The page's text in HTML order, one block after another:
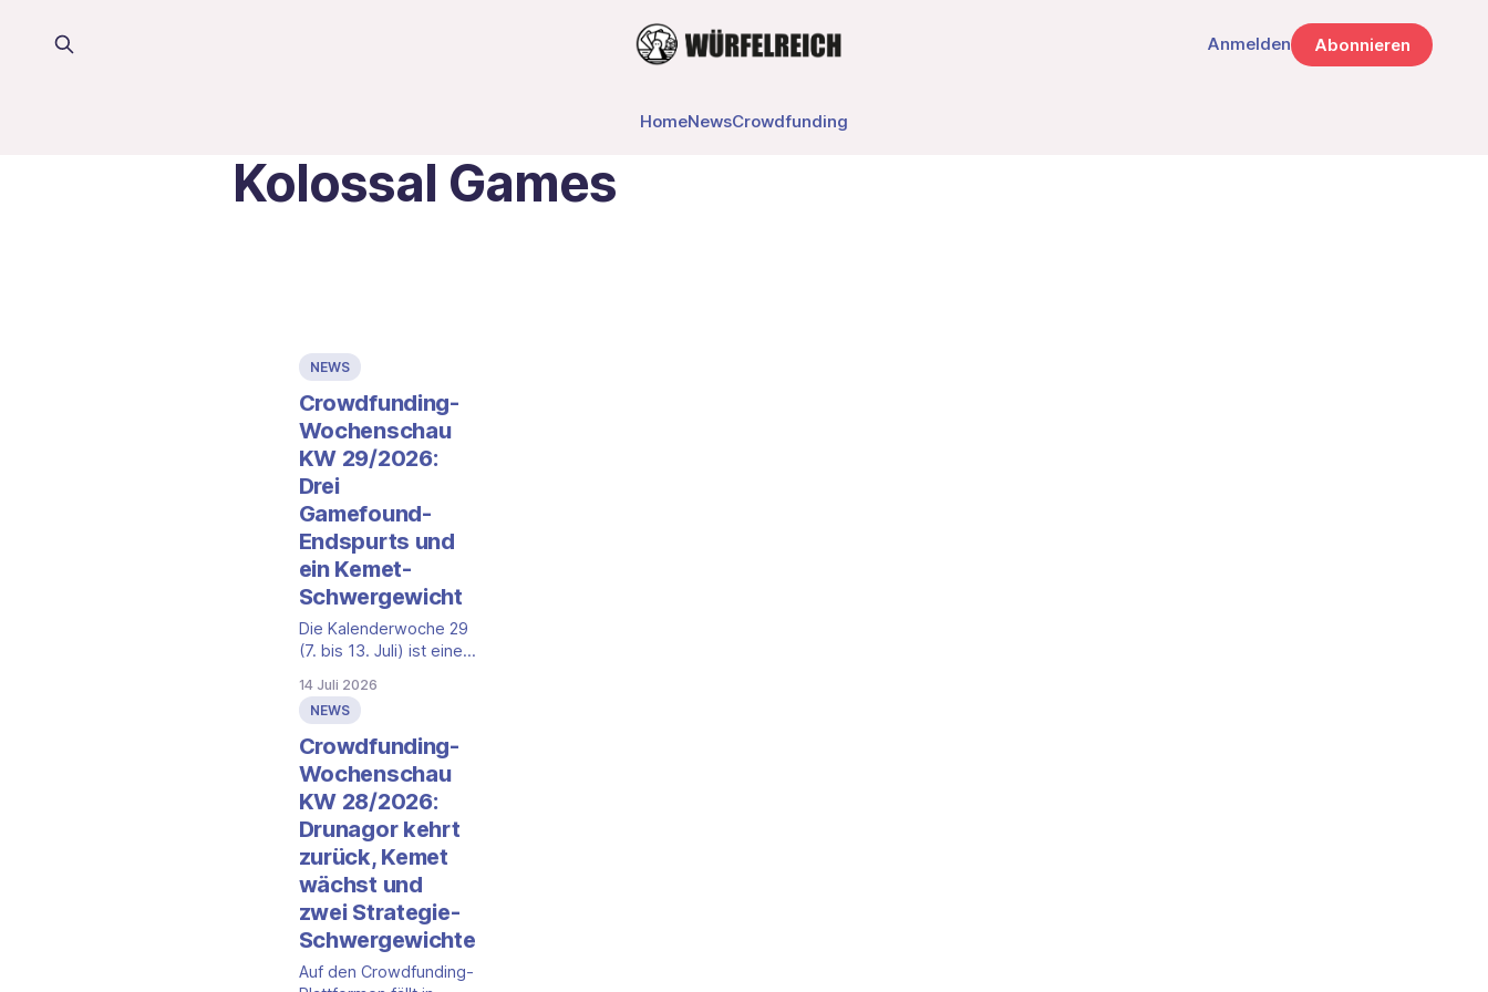
HomeNewsCrowdfunding
Anmelden Abonnieren
Kolossal Games
NEWS
Crowdfunding-
Wochenschau
KW 29/2026:
Drei
Gamefound-
Endspurts und
ein Kemet-
Schwergewicht
Die Kalenderwoche 29
(7. bis 13. Juli) ist eine
Auf Gamefound laufen
gleich drei bereits
durchfinanzierte
Kampagnen in den
nächsten Tagen aus,
während eine vierte als
Schwergewicht noch
weiterklettert. Auf
Kickstarter und der
Spieleschmiede sind in
diesem Zeitraum keine
neuen, für den DACH-
Raum relevanten
Brettspiel-Kampagnen
14 Juli 2026
NEWS
Crowdfunding-
Wochenschau
KW 28/2026:
Drunagor kehrt
zurück, Kemet
wächst und
zwei Strategie-
Schwergewichte
Auf den Crowdfunding-